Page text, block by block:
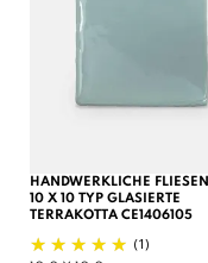
HANDWERKLICHE FLIESEN
10 X 10 TYP GLASIERTE
TERRAKOTTA CE1406105
(1)